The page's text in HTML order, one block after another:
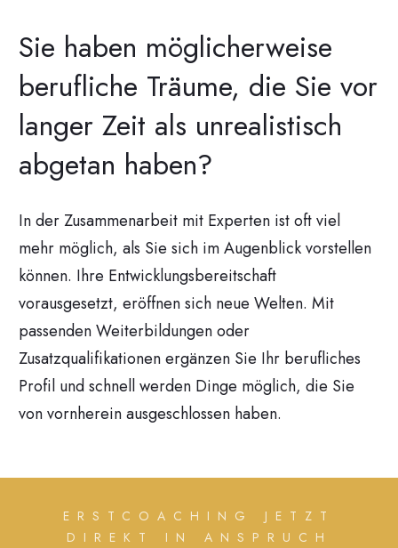
Sie haben möglicherweise
berufliche Träume, die Sie vor
langer Zeit als unrealistisch
abgetan haben?
In der Zusammenarbeit mit Experten ist oft viel
mehr möglich, als Sie sich im Augenblick vorstellen
können. Ihre Entwicklungsbereitschaft
vorausgesetzt, eröffnen sich neue Welten. Mit
passenden Weiterbildungen oder
Zusatzqualifikationen ergänzen Sie Ihr berufliches
Profil und schnell werden Dinge möglich, die Sie
von vornherein ausgeschlossen haben.
ERSTCOACHING JETZT
DIREKT IN ANSPRUCH